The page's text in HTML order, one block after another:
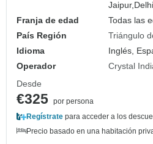
Jaipur, Delhi,
Franja de edad
Todas las
País Región
Triángulo
Idioma
Inglés,
Operador
Crystal
Desde
€325 por persona
Regístrate para acceder a los
Precio basado en una habitación